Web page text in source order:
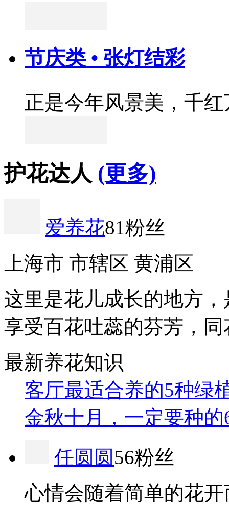
节庆类 • 张灯结彩
正是今年风景美，千
护花达人 (更多)
爱养花81粉丝
上海市 市辖区 黄浦区
这里是花儿成长的地方
享受百花吐蕊的芬芳，
最新养花知识
客厅最适合养的5种绿
金秋十月，一定要种
任圆圆56粉丝
心情会随着简单的花